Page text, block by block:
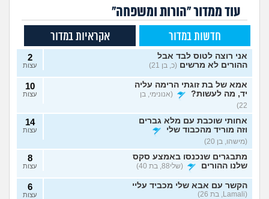
עוד ממדור "הורות ומשפחה"
חדשות במדור אקראיות במדור
אני רוצה לטוס לבד אבל
ההורים לא מרשים (כ, בן 21)
2
עצות
אמא של בת זוגתי הרימה עליה
יד, מה לעשות?
(אנונימי, בן
22)
10
עצות
אחותי שוכבת עם מלא גברים
וזה מוריד מהכבוד שלי
(מישהו, בן 20)
14
עצות
מתבגרים שנכנסו באמצע סקס
שלנו ההורים
(שלי88, בת 40)
8
עצות
הקשר עם אבא שלי מכביד עליי
(Lamali, בת 26)
6
עצות